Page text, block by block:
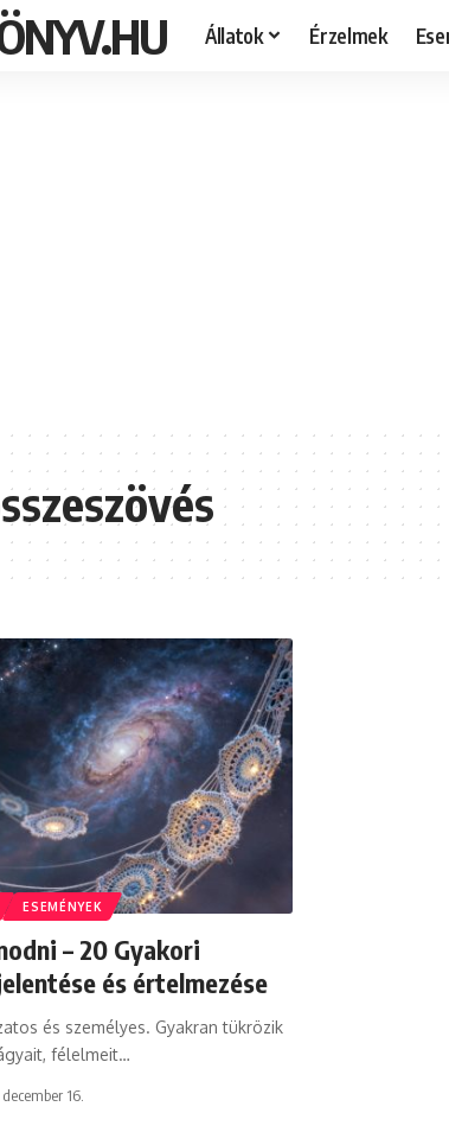
Állatok Érzelmek
ESEMÉNYEK
– 20 Gyakori
és értelmezése
és személyes. Gyakran tükrözik
félelmeit…
16.